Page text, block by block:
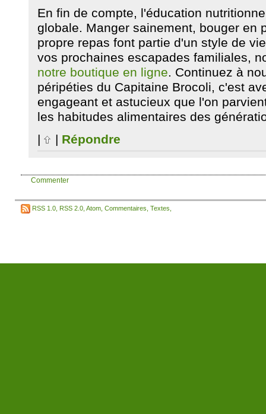
En fin de compte, l'éducation
globale. Manger sainement, bouger en
propre repas font partie d'un style de
vos prochaines escapades familiales,
notre boutique en ligne. Continuez à
péripéties du Capitaine Brocoli, c'est
engageant et astucieux que l'on
les habitudes alimentaires des
Répondre
Commenter
RSS 1.0 RSS 2.0 Atom Commentaires Textes